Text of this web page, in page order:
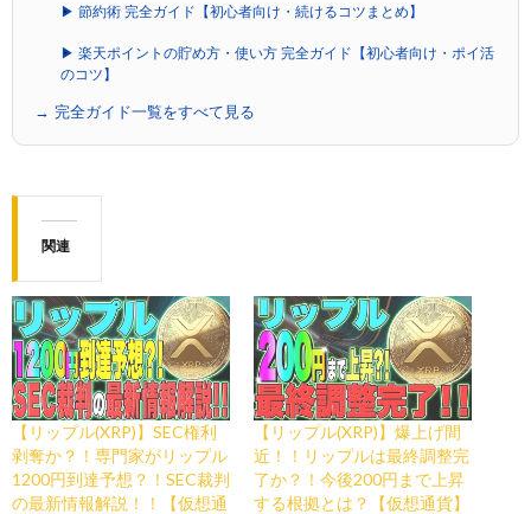
▶ 節約術 完全ガイド【初心者向け・続けるコツまとめ】
▶ 楽天ポイントの貯め方・使い方 完全ガイド【初心者向け・ポイ活
のコツ】
→ 完全ガイド一覧をすべて見る
関連
【リップル(XRP)】SEC権利
剥奪か？！専門家がリップル
1200円到達予想？！SEC裁判
の最新情報解説！！【仮想通
【リップル(XRP)】爆上げ間
近！！リップルは最終調整完
了か？！今後200円まで上昇
する根拠とは？【仮想通貨】